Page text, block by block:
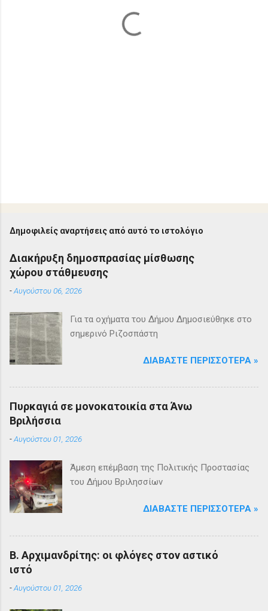
Δημοφιλείς αναρτήσεις από αυτό το ιστολόγιο
Διακήρυξη δημοσπρασίας μίσθωσης
χώρου στάθμευσης
-Αυγούστου 06, 2026
Για τα οχήματα του Δήμου Δημοσιεύθηκε στο
σημερινό Ριζοσπάστη
ΔΙΑΒΆΣΤΕ ΠΕΡΙΣΣΌΤΕΡΑ »
Πυρκαγιά σε μονοκατοικία στα Άνω
Βριλήσσια
-Αυγούστου 01, 2026
Άμεση επέμβαση της Πολιτικής Προστασίας
του Δήμου Βριλησσίων
ΔΙΑΒΆΣΤΕ ΠΕΡΙΣΣΌΤΕΡΑ »
Β. Αρχιμανδρίτης: οι φλόγες στον αστικό
ιστό
-Αυγούστου 01, 2026